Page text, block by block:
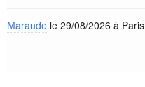
Maraude le 29/08/2026 à Paris